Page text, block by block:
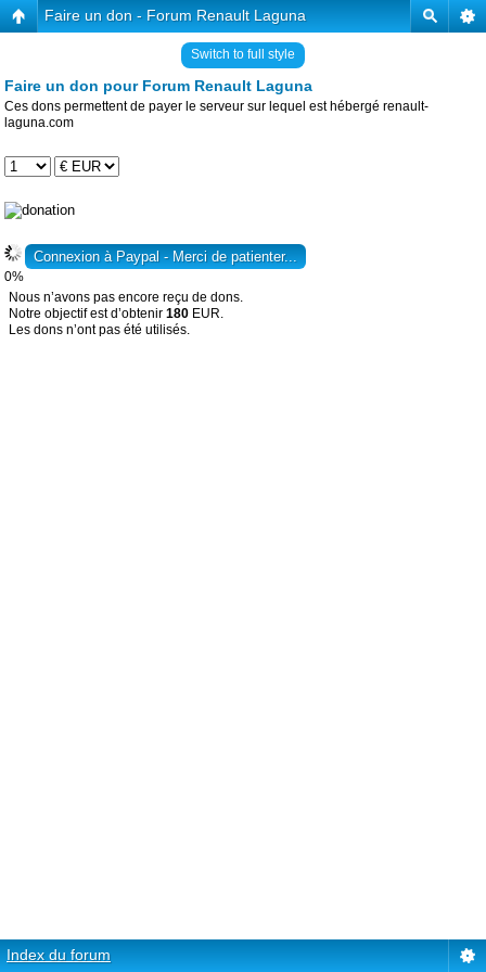
Faire un don - Forum Renault Laguna
Switch to full style
Faire un don pour Forum Renault Laguna
Ces dons permettent de payer le serveur sur lequel est hébergé renault-
laguna.com
0%
Nous n’avons pas encore reçu de dons.
Notre objectif est d’obtenir 180 EUR.
Les dons n’ont pas été utilisés.
Index du forum